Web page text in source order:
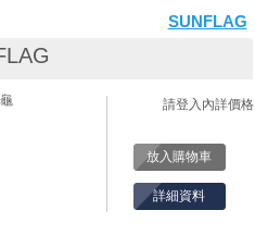
SUNFLAG
請登入內詳價格
放入購物車
詳細資料